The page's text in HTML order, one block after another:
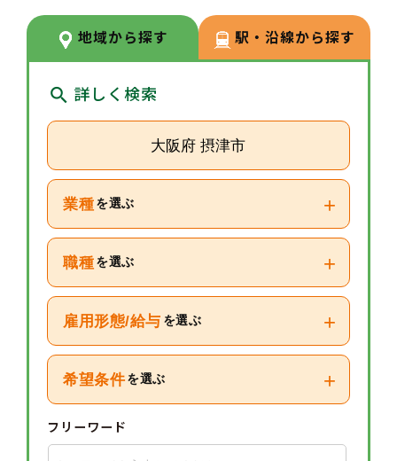
が叶いやすい企業です。
地域から探す 駅・沿線から探す
詳しく検索
大阪府 摂津市
業種 を選ぶ +
職種 を選ぶ +
雇用形態/給与 を選ぶ +
希望条件 を選ぶ +
フリーワード